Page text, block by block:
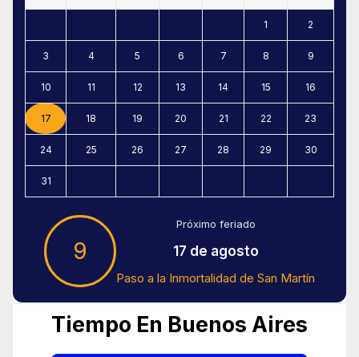
1 2
3 4 5 6 7 8 9
10 11 12 13 14 15 16
17 18 19 20 21 22 23
24 25 26 27 28 29 30
31
9
Próximo feriado
17 de agosto
Paso a la Inmortalidad de San Martín
Tiempo En Buenos Aires